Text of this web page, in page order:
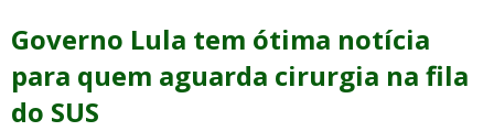
Governo Lula tem ótima notícia
para quem aguarda cirurgia na fila
do SUS